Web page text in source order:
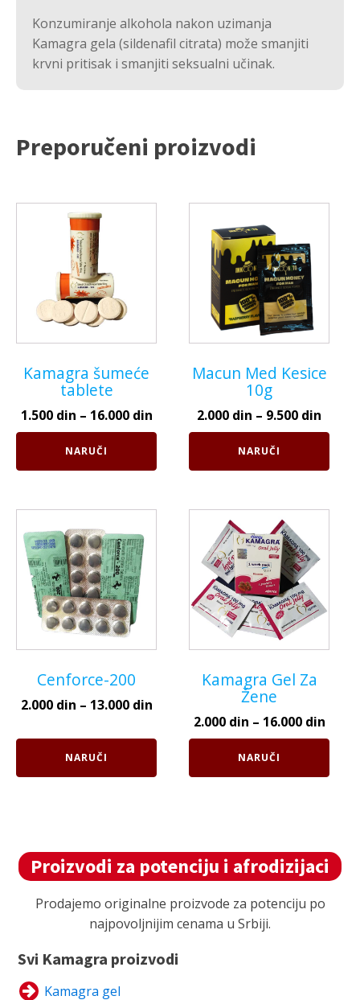
Konzumiranje alkohola nakon uzimanja
Kamagra gela (sildenafil citrata) može smanjiti
krvni pritisak i smanjiti seksualni učinak.
Preporučeni proizvodi
Kamagra šumeće
tablete
1.500 din – 16.000 din
NARUČI
varijanti.
Opcije
izabrane
stranici
proizvoda.
Macun Med Kesice
10g
2.000 din – 9.500 din
NARUČI
proizvod
varijanti.
Opcije
mogu
izabrane
stranici
proizvoda.
Cenforce-200
2.000 din – 13.000 din
NARUČI
proizvod
ima
više
varijanti.
Opcije
izabrane
na
proizvoda.
Kamagra Gel Za
Žene
2.000 din – 16.000 din
NARUČI
proizvod
ima
više
varijanti.
Opcije
izabrane
stranici
proizvoda.
Proizvodi za potenciju i afrodizijaci
Prodajemo originalne proizvode za potenciju po
najpovoljnijim cenama u Srbiji.
Svi Kamagra proizvodi
Kamagra gel